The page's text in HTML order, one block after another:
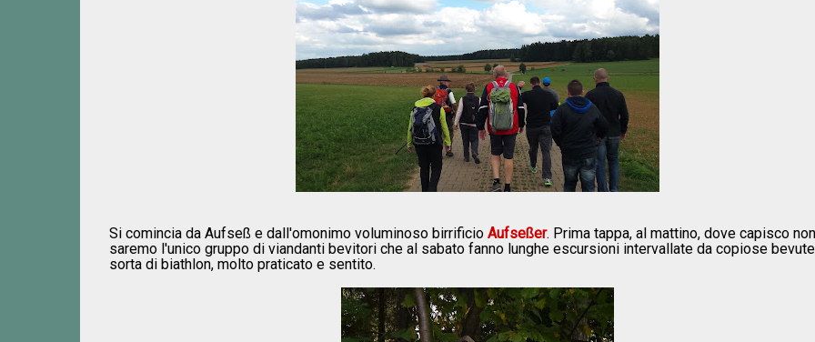
Si comincia da Aufseß e dall'omonimo voluminoso birrificio Aufseßer. Prima tappa, al mattino, dove capisco non
saremo l'unico gruppo di viandanti bevitori che al sabato fanno lunghe escursioni intervallate da copiose
sorta di biathlon, molto praticato e sentito.